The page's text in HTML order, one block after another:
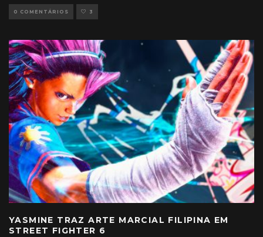
0 COMENTÁRIOS 3
YASMINE TRAZ ARTE MARCIAL FILIPINA EM
STREET FIGHTER 6